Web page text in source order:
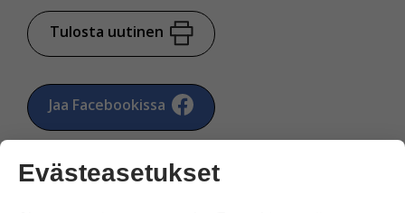
Tulosta uutinen
Jaa Facebookissa
Evästeasetukset